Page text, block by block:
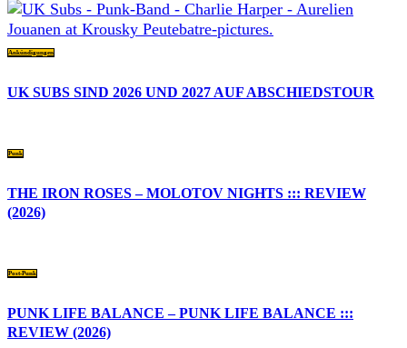
Ankündigungen
UK SUBS SIND 2026 UND 2027 AUF ABSCHIEDSTOUR
Punk
THE IRON ROSES – MOLOTOV NIGHTS ::: REVIEW
(2026)
Post-Punk
PUNK LIFE BALANCE – PUNK LIFE BALANCE :::
REVIEW (2026)